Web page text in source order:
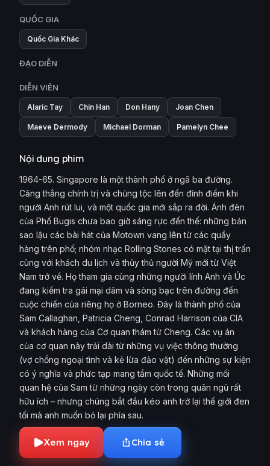
QUỐC GIA
Quốc Gia Khác
ĐẠO DIỄN
DIỄN VIÊN
Alaric Tay Chin Han Don Hany Joan Chen
Maeve Dermody Michael Dorman Pamelyn Chee
Nội dung phim
1964-65. Singapore là một thành phố ở ngã ba đường.
Căng thẳng chính trị và chủng tộc lên đến đỉnh điểm khi
người Anh rút lui, và một quốc gia mới sắp ra đời. Ánh đèn
của Phố Bugis chưa bao giờ sáng rực đến thế: những bản
sao lậu các bài hát của Motown vang lên từ các quầy
hàng trên phố; nhóm nhạc Rolling Stones có mặt tại thị trấn
cùng với khách du lịch và thủy thủ người Mỹ mới từ Việt
Nam trở về. Họ tham gia cùng những người lính Anh và Úc
đang kiểm tra gái mại dâm và sòng bạc trên đường đến
cuộc chiến của riêng họ ở Borneo. Đây là thành phố của
Sam Callaghan, Patricia Cheng, Conrad Harrison của CIA
và khách hàng của Cơ quan thám tử Cheng. Các vụ án
của cơ quan này trải dài từ những vụ việc thông thường
(vợ chồng ngoại tình và kẻ lừa đảo vặt) đến những sự kiện
có ý nghĩa và phức tạp mang tầm quốc tế. Những mối
quan hệ của Sam từ những ngày còn trong quân ngũ rất
hữu ích – nhưng chúng bắt đầu kéo anh trở lại thế giới đen
tối mà anh muốn bỏ lại phía sau.
Xem ngay Chia sẻ